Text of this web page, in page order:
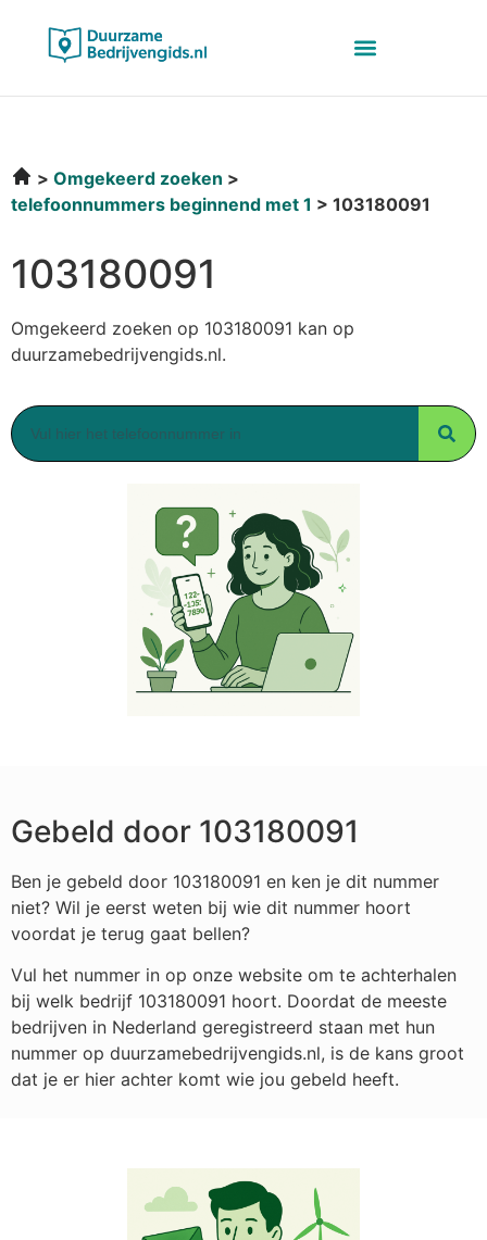
Omgekeerd zoeken
telefoonnummers beginnend met 1
103180091
103180091
Omgekeerd zoeken op 103180091 kan op
duurzamebedrijvengids.nl.
Gebeld door 103180091
Ben je gebeld door 103180091 en ken je dit nummer
niet? Wil je eerst weten bij wie dit nummer hoort
voordat je terug gaat bellen?
Vul het nummer in op onze website om te achterhalen
bij welk bedrijf 103180091 hoort. Doordat de meeste
bedrijven in Nederland geregistreerd staan met hun
nummer op duurzamebedrijvengids.nl, is de kans groot
dat je er hier achter komt wie jou gebeld heeft.